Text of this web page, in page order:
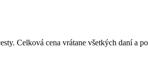
Celková cena vrátane všetkých daní a